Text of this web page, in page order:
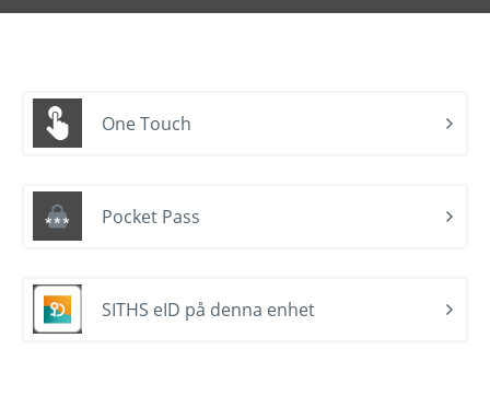
One Touch
Pocket Pass
SITHS eID på denna enhet